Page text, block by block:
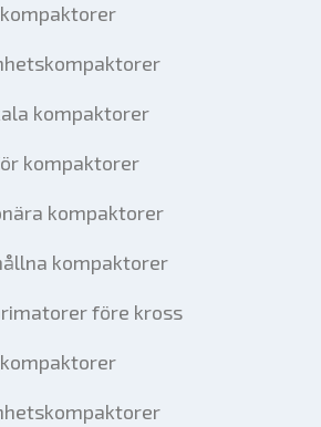
kompaktorer
kompaktorer
kompaktorer
kompaktorer
före kross